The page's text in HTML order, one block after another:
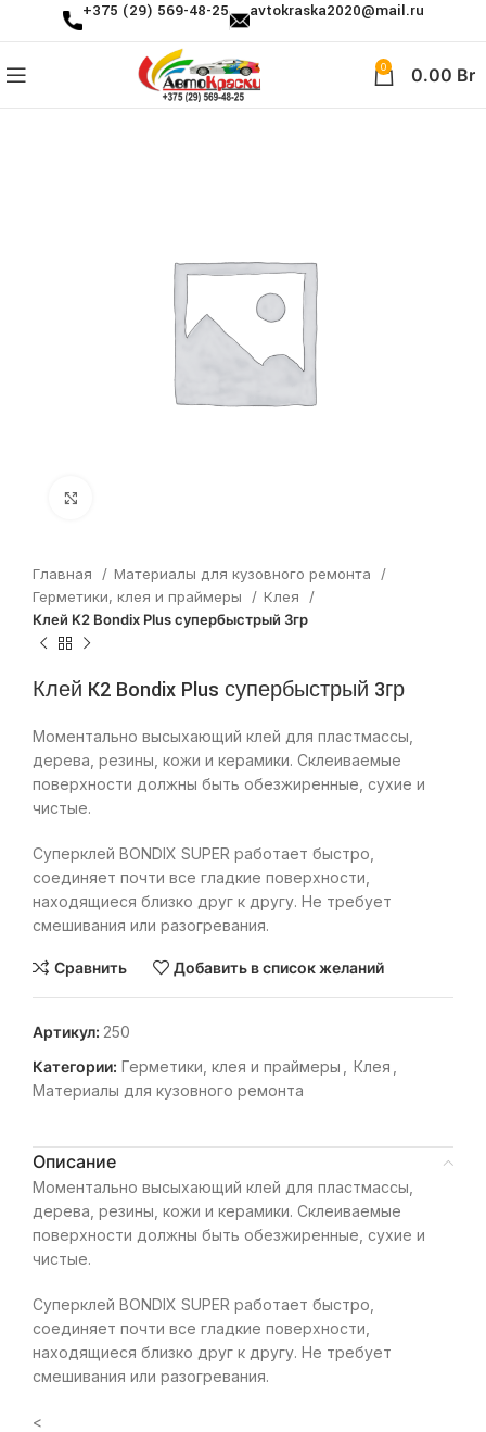
+375 (29) 569-48-25 avtokraska2020@mail.ru
0 0.00 Br
Главная
Материалы для кузовного ремонта
Герметики, клея и праймеры
Клея
Клей K2 Bondix Plus супербыстрый 3гр
Клей K2 Bondix Plus супербыстрый 3гр
Моментально высыхающий клей для пластмассы,
дерева, резины, кожи и керамики. Склеиваемые
поверхности должны быть обезжиренные, сухие и
чистые.
Суперклей BONDIX SUPER работает быстро,
соединяет почти все гладкие поверхности,
находящиеся близко друг к другу. Не требует
смешивания или разогревания.
Сравнить Добавить в список желаний
Артикул: 250
Категории: Герметики, клея и праймеры Клея
Материалы для кузовного ремонта
Описание
Моментально высыхающий клей для пластмассы,
дерева, резины, кожи и керамики. Склеиваемые
поверхности должны быть обезжиренные, сухие и
чистые.
Суперклей BONDIX SUPER работает быстро,
соединяет почти все гладкие поверхности,
находящиеся близко друг к другу. Не требует
смешивания или разогревания.
<